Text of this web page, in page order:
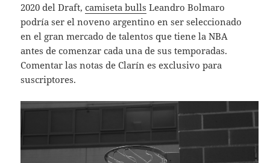
2020 del Draft,camiseta bulls Leandro Bolmaro
podría ser el noveno argentino en ser seleccionado
en el gran mercado de talentos que tiene la NBA
antes de comenzar cada una de sus temporadas.
Comentar las notas de Clarín es exclusivo para
suscriptores.